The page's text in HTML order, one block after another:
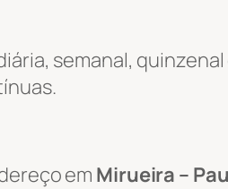
semanal, quinzenal
em Mirueira –